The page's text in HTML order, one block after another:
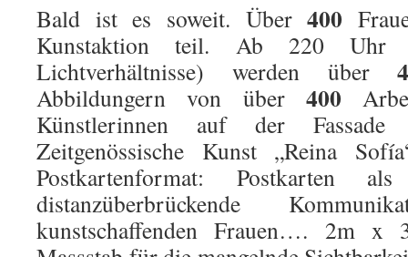
Bald ist es soweit. Über400
Kunstaktion teil. Ab 220 Uhr
Lichtverhältnisse) werden über
Abbildungern von über 400
Künstlerinnen auf der
Zeitgenössische Kunst „Reina
Postkartenformat: Postkarten
distanzüberbrückende
kunstschaffenden Frauen…. 2m x